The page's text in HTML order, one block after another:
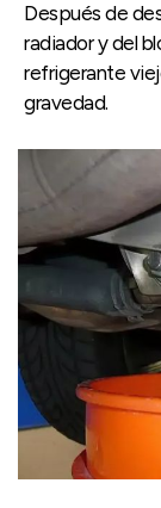
Después de
radiador y del
refrigerante
gravedad.